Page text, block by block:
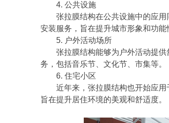
4. 公共设施
张拉膜结构在公共设施中的应
安装服务，旨在提升城市形象和功能
5. 户外活动场所
张拉膜结构能够为户外活动提
务，包括音乐节、文化节、市集等。
6. 住宅小区
近年来，张拉膜结构也开始应
旨在提升居住环境的美观和舒适度。